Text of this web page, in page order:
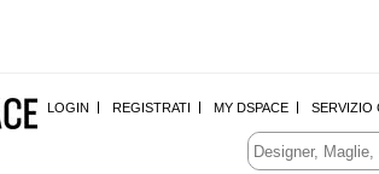
LOGIN REGISTRATI MY DSPACE SERVIZIO